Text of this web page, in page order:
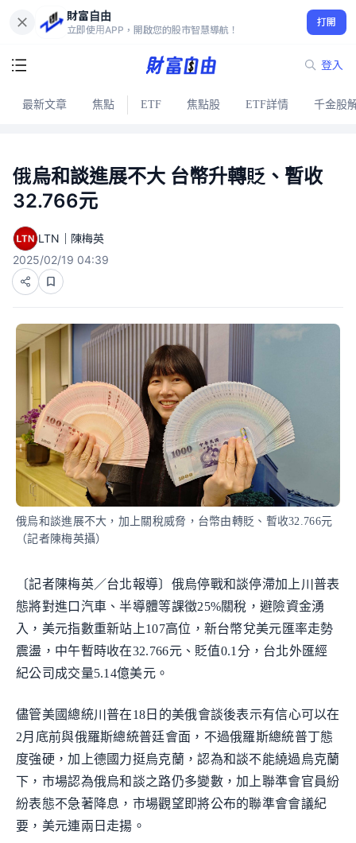
財富自由
立即使用APP，開啟您的股市智慧導航！
打開
登入
最新文章 焦點 ETF 焦點股 ETF詳情 千金股
俄烏和談進展不大 台幣升轉貶、暫收
32.766元
LTN｜陳梅英
2025/02/19 04:39
俄烏和談進展不大，加上關稅威脅，台幣由轉貶、暫收32.766元
（記者陳梅英攝）
〔記者陳梅英／台北報導〕俄烏停戰和談停滯加上川普表
態將對進口汽車、半導體等課徵25%關稅，避險資金湧
入，美元指數重新站上107高位，新台幣兌美元匯率走勢
震盪，中午暫時收在32.766元、貶值0.1分，台北外匯經
紀公司成交量5.14億美元。
儘管美國總統川普在18日的美俄會談後表示有信心可以在
2月底前與俄羅斯總統普廷會面，不過俄羅斯總統普丁態
度強硬，加上德國力挺烏克蘭，認為和談不能繞過烏克蘭
下，市場認為俄烏和談之路仍多變數，加上聯準會官員紛
紛表態不急著降息，市場觀望即將公布的聯準會會議紀
要，美元連兩日走揚。